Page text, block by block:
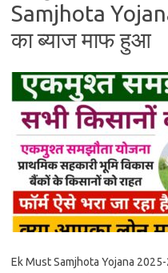
Samjhota
का ब्याज माफ हुआ
Ek Must Samjhota Yojana 2025-